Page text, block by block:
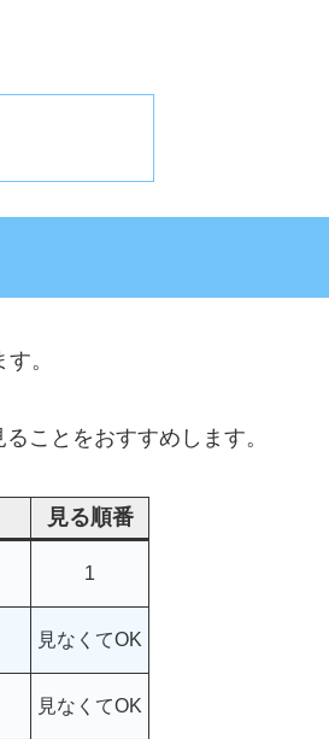
。
ことをおすすめします。
見る順番
1
見なくてOK
見なくてOK